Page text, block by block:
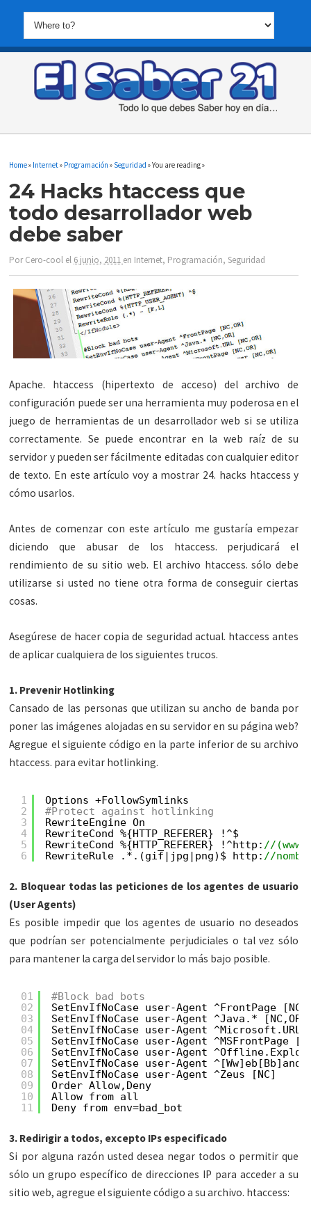
Home» Internet» Programación » Seguridad » You are reading »
24 Hacks htaccess que
todo desarrollador web
debe saber
PorCero-cool el 6 junio, 2011 en Internet, Programación,Seguridad
Apache. htaccess (hipertexto de acceso) del archivo de
configuración puede ser una herramienta muy poderosa en el
juego de herramientas de un desarrollador web si se utiliza
correctamente. Se puede encontrar en la web raíz de su
servidor y pueden ser fácilmente editadas con cualquier editor
de texto. En este artículo voy a mostrar 24. hacks htaccess y
cómo usarlos.
Antes de comenzar con este artículo me gustaría empezar
diciendo que abusar de los htaccess. perjudicará el
rendimiento de su sitio web. El archivo htaccess. sólo debe
utilizarse si usted no tiene otra forma de conseguir ciertas
cosas.
Asegúrese de hacer copia de seguridad actual. htaccess antes
de aplicar cualquiera de los siguientes trucos.
1. Prevenir Hotlinking
Cansado de las personas que utilizan su ancho de banda por
poner las imágenes alojadas en su servidor en su página web?
Agregue el siguiente código en la parte inferior de su archivo
htaccess. para evitar hotlinking.
1
2
3
4
5
6
Options +FollowSymlinks
#Protect against hotlinking
RewriteEngine On
RewriteCond %{HTTP_REFERER} !^$
RewriteCond %{HTTP_REFERER} !^http: //
RewriteRule .*.(gif|jpg|png)$ http: //
2. Bloquear todas las peticiones de los agentes de usuario
(User Agents)
Es posible impedir que los agentes de usuario no deseados
que podrían ser potencialmente perjudiciales o tal vez sólo
para mantener la carga del servidor lo más bajo posible.
01
02
03
04
05
06
07
08
09
10
11
#Block bad bots
SetEnvIfNoCase user-Agent ^FrontPage
SetEnvIfNoCase user-Agent ^Java.* [NC,OR]
SetEnvIfNoCase user-Agent ^Microsoft.URL
SetEnvIfNoCase user-Agent ^MSFrontPage
SetEnvIfNoCase user-Agent
SetEnvIfNoCase user-Agent
SetEnvIfNoCase user-Agent ^Zeus [NC]
Order Allow,Deny
Allow from all
Deny from env=bad_bot
3. Redirigir a todos, excepto IPs especificado
Si por alguna razón usted desea negar todos o permitir que
sólo un grupo específico de direcciones IP para acceder a su
sitio web, agregue el siguiente código a su archivo. htaccess: